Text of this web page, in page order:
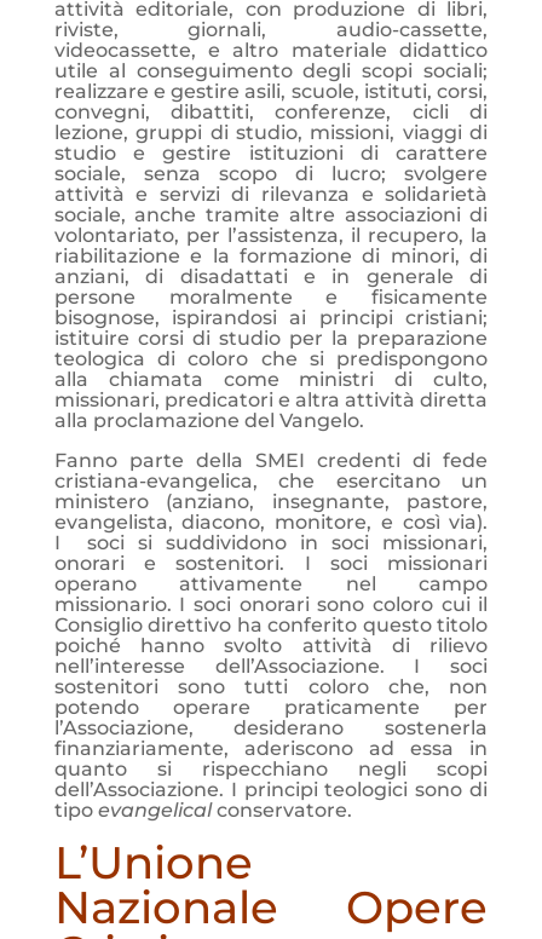
attività editoriale, con produzione di libri,
riviste, giornali, audio-cassette,
videocassette, e altro materiale didattico
utile al conseguimento degli scopi sociali;
realizzare e gestire asili, scuole, istituti, corsi,
convegni, dibattiti, conferenze, cicli di
lezione, gruppi di studio, missioni, viaggi di
studio e gestire istituzioni di carattere
sociale, senza scopo di lucro; svolgere
attività e servizi di rilevanza e solidarietà
sociale, anche tramite altre associazioni di
volontariato, per l’assistenza, il recupero, la
riabilitazione e la formazione di minori, di
anziani, di disadattati e in generale di
persone moralmente e fisicamente
bisognose, ispirandosi ai principi cristiani;
istituire corsi di studio per la preparazione
teologica di coloro che si predispongono
alla chiamata come ministri di culto,
missionari, predicatori e altra attività diretta
alla proclamazione del Vangelo.
Fanno parte della SMEI credenti di fede
cristiana-evangelica, che esercitano un
ministero (anziano, insegnante, pastore,
evangelista, diacono, monitore, e così via).
I soci si suddividono in soci missionari,
onorari e sostenitori. I soci missionari
operano attivamente nel campo
missionario. I soci onorari sono coloro cui il
Consiglio direttivo ha conferito questo titolo
poiché hanno svolto attività di rilievo
nell’interesse dell’Associazione. I soci
sostenitori sono tutti coloro che, non
potendo operare praticamente per
l’Associazione, desiderano sostenerla
finanziariamente, aderiscono ad essa in
quanto si rispecchiano negli scopi
dell’Associazione. I principi teologici sono di
tipo evangelicalconservatore.
L’Unione
Nazionale Opere